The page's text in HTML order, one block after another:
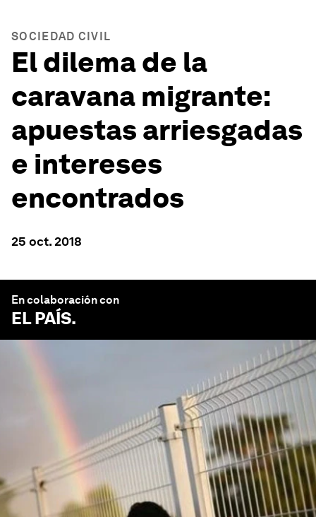
SOCIEDAD CIVIL
El dilema de la
caravana migrante:
apuestas arriesgadas
e intereses
encontrados
25 oct. 2018
En colaboración con
EL PAÍS.